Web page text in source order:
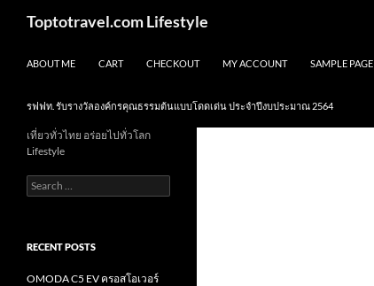
Toptotravel.com Lifestyle
ABOUT ME CART CHECKOUT MY ACCOUNT SAMPLE PAGE
รฟฟท. รับรางวัลองค์กรคุณธรรมต้นแบบโดดเด่น ประจำปีงบประมาณ 2564
เที่ยวทั่วไทย อร่อยไปทั่วโลก
Lifestyle
Search
for:
RECENT POSTS
OMODA C5 EV ครอสโอเวอร์